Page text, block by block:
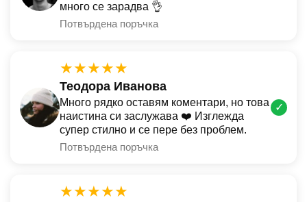
много се зарадва 👌
Потвърдена поръчка
★★★★★
Теодора Иванова
Много рядко оставям коментари, но това
наистина си заслужава ❤️ Изглежда
супер стилно и се пере без проблем.
Потвърдена поръчка
✓
★★★★★